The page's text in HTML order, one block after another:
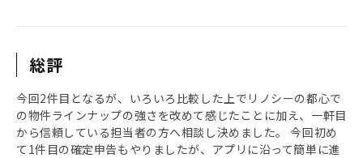
総評
今回2件目となるが、いろいろ比較した上でリノシーの都心で
の物件ラインナップの強さを改めて感じたことに加え、一軒目
から信頼している担当者の方へ相談し決めました。 今回初め
て1件目の確定申告もやりましたが、アプリに沿って簡単に進